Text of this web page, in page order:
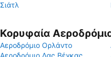
Σιάτλ
Κορυφαία
Αεροδρόμιο Ορλάντο
Αεροδρόμιο Λας Βέγκας